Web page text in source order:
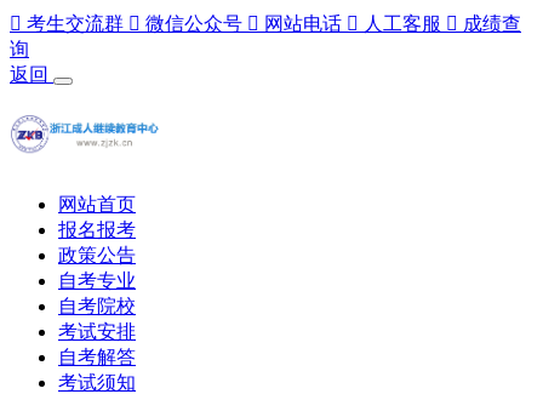
 考生交流群  微信公众号  网站电话  人工客服  成绩查
询
返回
网站首页
报名报考
政策公告
自考专业
自考院校
考试安排
自考解答
考试须知